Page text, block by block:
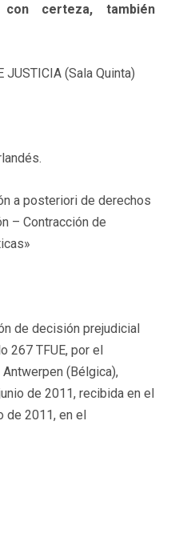
certeza, también
JUSTICIA (Sala Quinta)
a posteriori de derechos
– Contracción de
de decisión prejudicial
267 TFUE, por el
(Bélgica),
de 2011, recibida en el
de 2011, en el